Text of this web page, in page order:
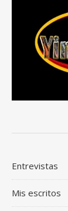
Entrevistas
Mis escritos